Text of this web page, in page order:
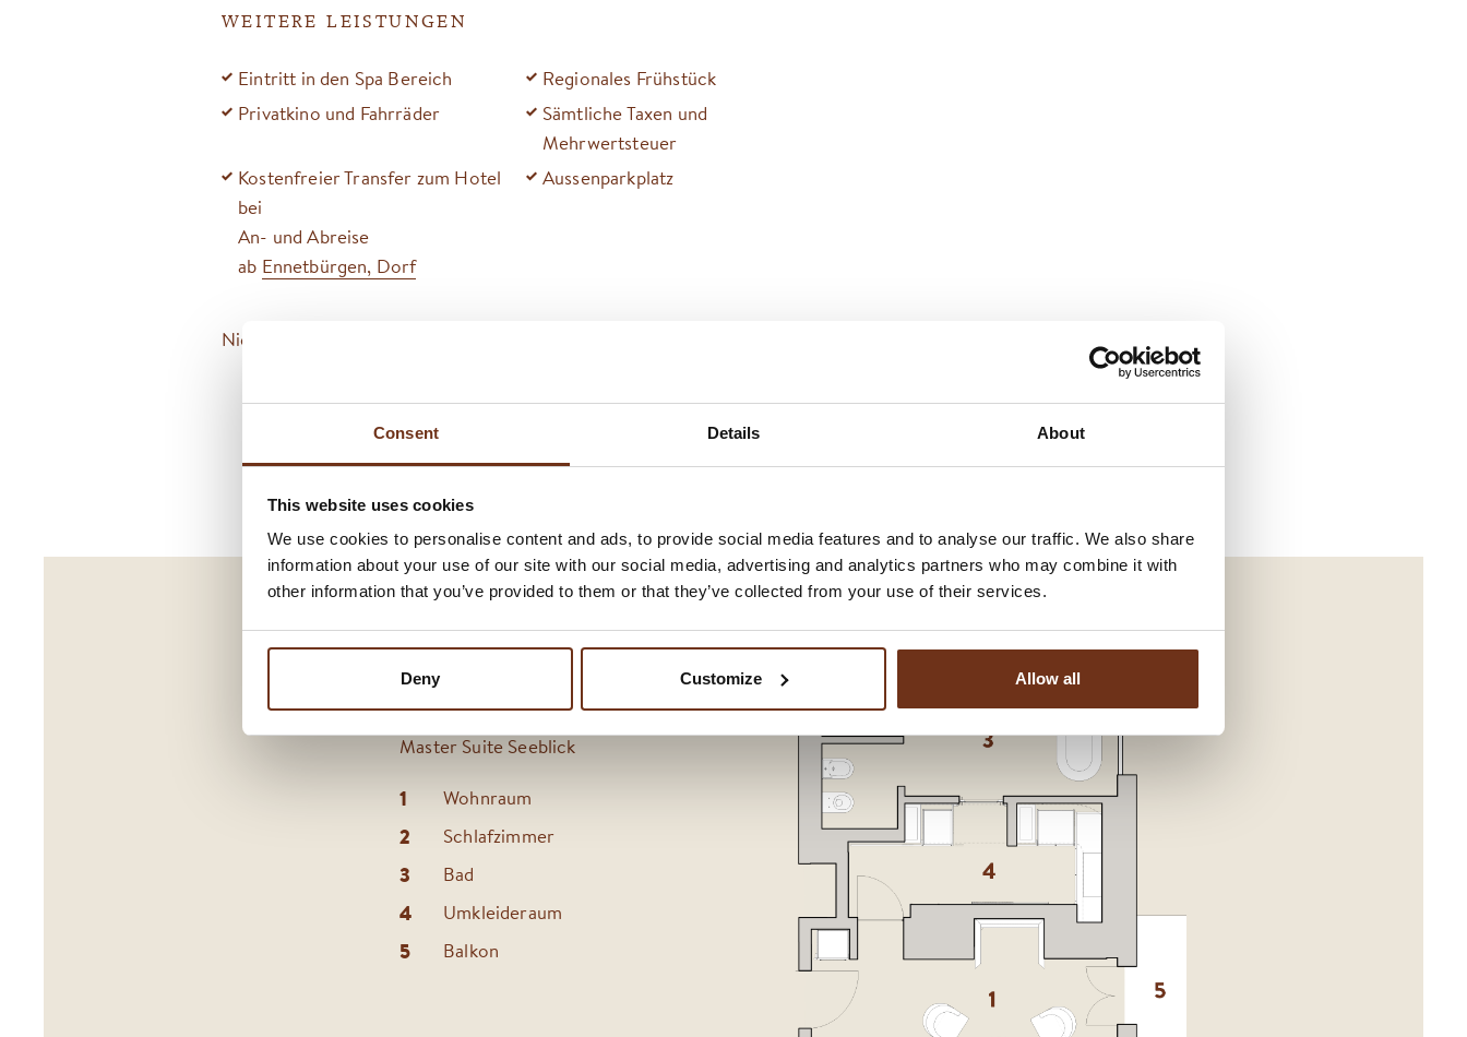
Consent Details About
This website uses cookies
We use cookies to personalise content and ads, to provide social media features and to analyse our traffic. We also share
information about your use of our site with our social media, advertising and analytics partners who may combine it with
other information that you’ve provided to them or that they’ve collected from your use of their services.
Deny Customize Allow all
WEITERE LEISTUNGEN
Eintritt in den Spa Bereich
Regionales Frühstück
Privatkino und Fahrräder
Sämtliche Taxen und
Mehrwertsteuer
Kostenfreier Transfer zum Hotel
bei
An- und Abreise
ab Ennetbürgen, Dorf
Aussenparkplatz
Nichtraucherzimmer, Haustiere sind nicht erlaubt
Master Suite Seeblick
Wohnraum
Schlafzimmer
Bad
Umkleideraum
Balkon